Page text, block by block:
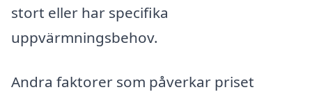
stort eller har specifika
uppvärmningsbehov.
Andra faktorer som påverkar priset